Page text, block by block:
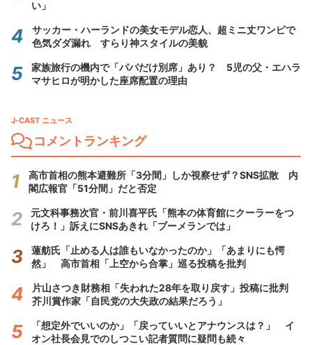
い」
サッカー・ハーランドの美女モデル恋人、超ミニ丈ワンピで
色気ダダ漏れ すらり神スタイルの美貌
家族旅行の機内で「パパだけ別席」あり？ 5児の父・エハラ
マサヒロが明かした座席配置の理由
J-CAST ニュース
コメントランキング
高市首相の熊本避難所「3分間」しか視察せず？SNS拡散 内
閣広報官「51分間」だと否定
元文科事務次官・前川喜平氏「熊本の体育館にクーラーをつ
けろ！」訴えにSNSあきれ「ブーメランでは」
蓮舫氏「止める人は誰もいなかったのか」「あまりにも愕
然」 高市首相「上空から合掌」巡る投稿を批判
片山さつき財務相「失われた28年を取り戻す」投稿に批判
芥川賞作家「自民党の大失政の結果だろう」
「想定外でいいのか」「戻っていいとアナウンスは？」 イ
オン社長会見でのしつこい記者質問に疑問も続々